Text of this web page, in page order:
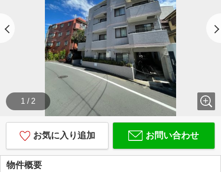
1 / 2
お気に入り追加 お問い合わせ
物件概要